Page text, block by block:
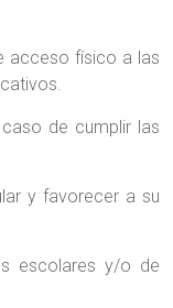
físico a las
de cumplir las
y favorecer a su
escolares y/o de